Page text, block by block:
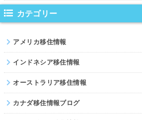
ノルウェー
ネパール
パキスタン
カテゴリー
アメリカ移住情報
インドネシア移住情報
オーストラリア移住情報
カナダ移住情報ブログ